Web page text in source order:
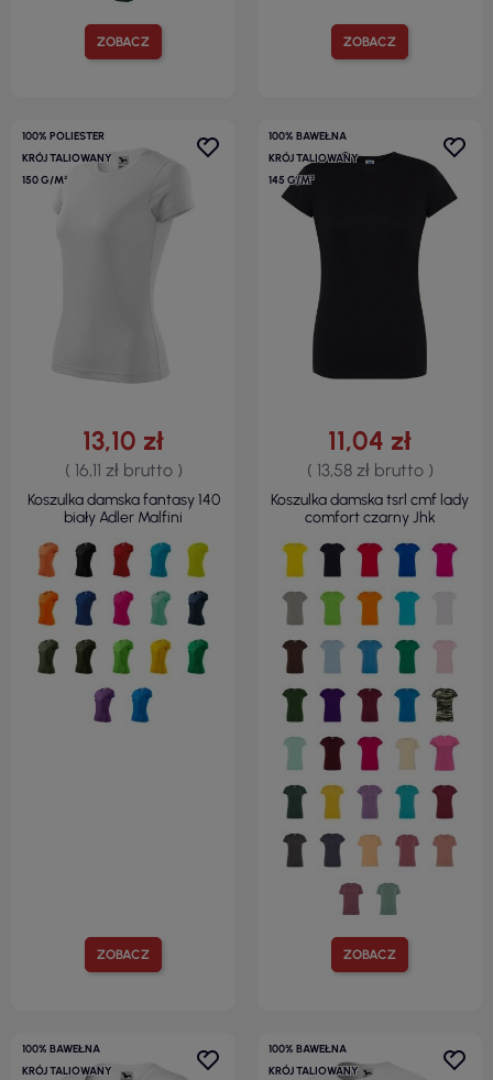
ZOBACZ ZOBACZ
100% POLIESTER
KRÓJ TALIOWANY
150 G/M²
ZOBACZ
13,10 zł
( 16,11 zł brutto )
Koszulka damska fantasy 140
biały Adler Malfini
100% BAWEŁNA
KRÓJ TALIOWANY
145 G/M²
ZOBACZ
11,04 zł
( 13,58 zł brutto )
Koszulka damska tsrl cmf lady
comfort czarny Jhk
100% BAWEŁNA
KRÓJ TALIOWANY
100% BAWEŁNA
KRÓJ TALIOWANY